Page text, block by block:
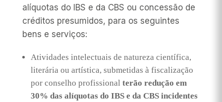
alíquotas do IBS e da CBS ou concessão de
créditos presumidos, para os seguintes
bens e serviços:
Atividades intelectuais de natureza científica,
literária ou artística, submetidas à fiscalização
por conselho profissional terão redução em
30% das alíquotas do IBS e da CBS incidentes